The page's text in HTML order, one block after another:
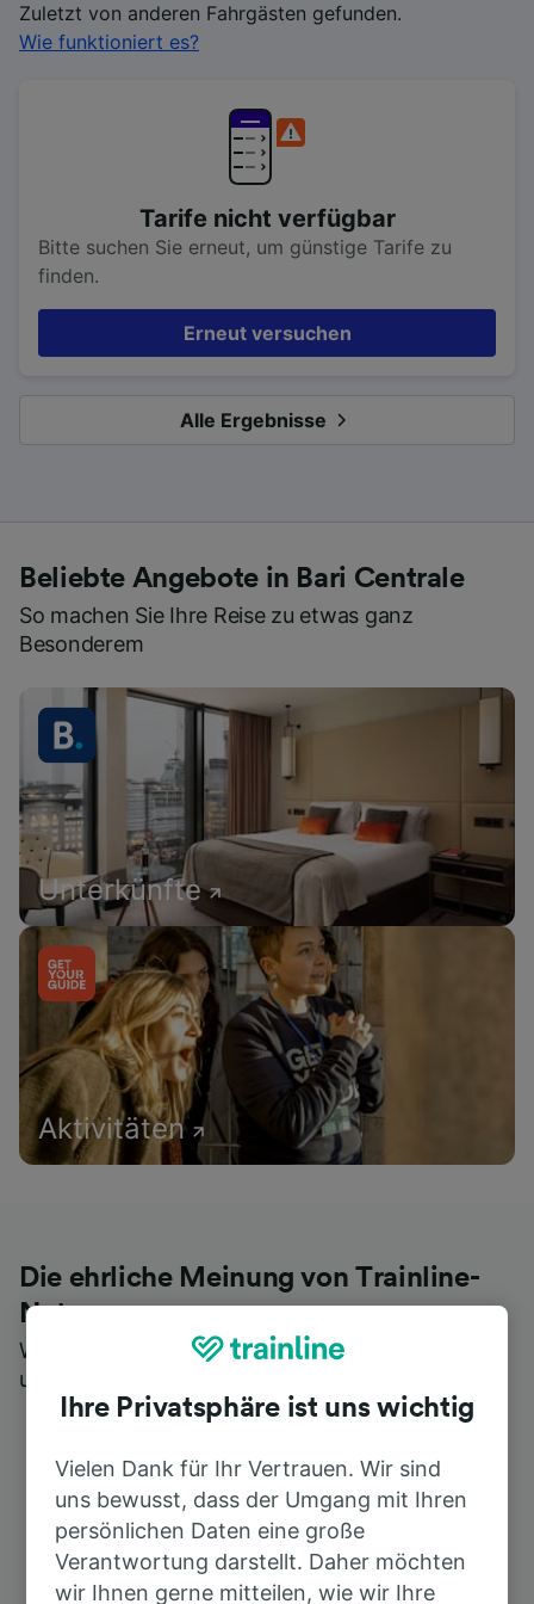
Zuletzt von anderen Fahrgästen gefunden.
Wie funktioniert es?
Tarife nicht verfügbar
Bitte suchen Sie erneut, um günstige Tarife zu
finden.
Erneut versuchen
Alle Ergebnisse
Beliebte Angebote in Bari Centrale
So machen Sie Ihre Reise zu etwas ganz
Besonderem
Unterkünfte
Aktivitäten
Die ehrliche Meinung von Trainline-
Nutzern
Wer könnte Ihnen besseres Feedback geben als
unsere Kunden selbst?
Ihre Privatsphäre ist uns wichtig
Vielen Dank für Ihr Vertrauen. Wir sind
uns bewusst, dass der Umgang mit Ihren
persönlichen Daten eine große
Verantwortung darstellt. Daher möchten
wir Ihnen gerne mitteilen, wie wir Ihre